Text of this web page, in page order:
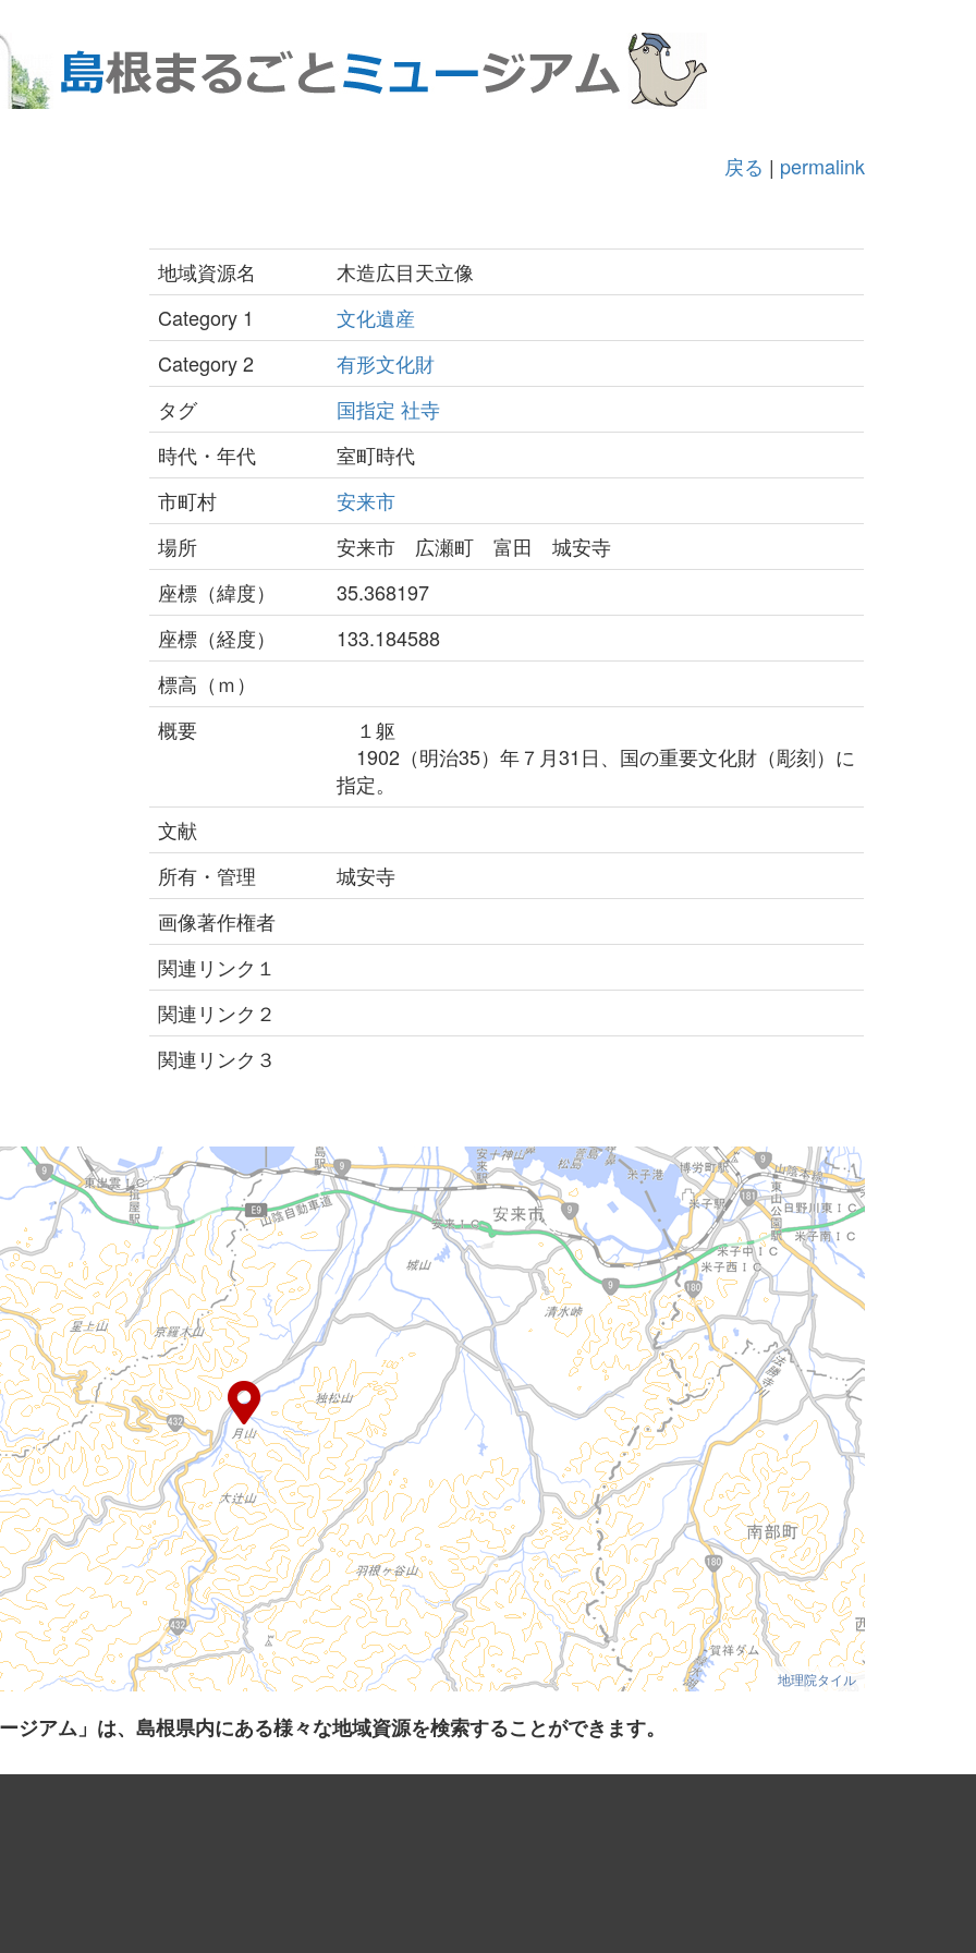
戻る | permalink
地域資源名
木造広目天立像
Category 1
文化遺産
Category 2
有形文化財
タグ
国指定 社寺
時代・年代
室町時代
市町村
安来市
場所
安来市 広瀬町 富田 城安寺
座標（緯度）
35.368197
座標（経度）
133.184588
標高（ｍ）
概要
１躯
1902（明治35）年７月31日、国の重要文化財（彫刻）に
指定。
文献
所有・管理
城安寺
画像著作権者
関連リンク１
関連リンク２
関連リンク３
地理院タイル
ジアム」は、島根県内にある様々な地域資源を検索することができます。